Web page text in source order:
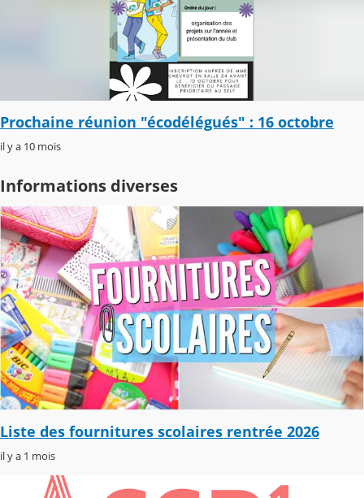
Prochaine réunion "écodélégués" : 16 octobre
il y a 10 mois
Informations diverses
Liste des fournitures scolaires rentrée 2026
il y a 1 mois